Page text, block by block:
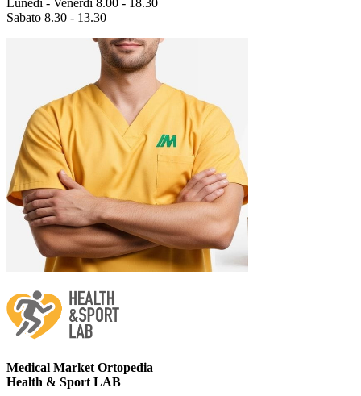
Sabato 8.30 - 13.30
Medical Market Ortopedia
Health & Sport LAB